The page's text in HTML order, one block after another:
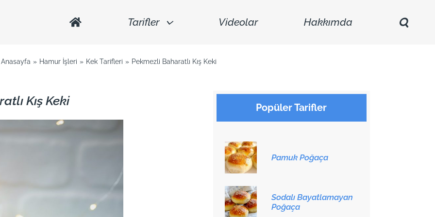
Tarifler Videolar Hakkımda
Anasayfa Hamur İşleri Kek Tarifleri Pekmezli Baharatlı Kış Keki
Kış Keki Popüler Tarifler
Pamuk Poğaça
Sodalı Bayatlamayan
Poğaça